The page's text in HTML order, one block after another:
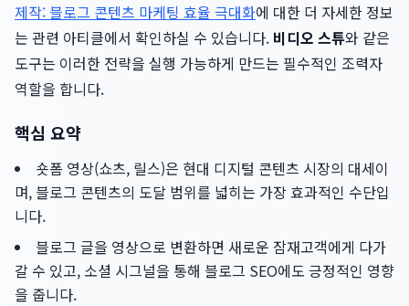
제작: 블로그 콘텐츠 마케팅 효율 극대화에 대한 더 자세한 정보
는 관련 아티클에서 확인하실 수 있습니다. 비디오 스튜와 같은
도구는 이러한 전략을 실행 가능하게 만드는 필수적인 조력자
역할을 합니다.
핵심 요약
숏폼 영상(쇼츠, 릴스)은 현대 디지털 콘텐츠 시장의 대세이
며, 블로그 콘텐츠의 도달 범위를 넓히는 가장 효과적인 수단입
니다.
블로그 글을 영상으로 변환하면 새로운 잠재고객에게 다가
갈 수 있고, 소셜 시그널을 통해 블로그 SEO에도 긍정적인 영향
을 줍니다.